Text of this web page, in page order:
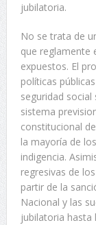
jubilatoria.
No se trata de
que reglamente
expuestos. El
políticas
seguridad
sistema
constitucional
la mayoría de
indigencia.
regresivas de
partir de la
Nacional y las
jubilatoria hasta